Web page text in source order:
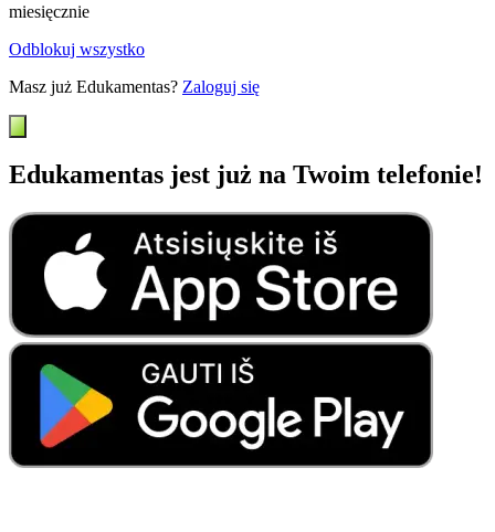
miesięcznie
Odblokuj wszystko
Masz już Edukamentas? Zaloguj się
Edukamentas jest już na Twoim telefonie!